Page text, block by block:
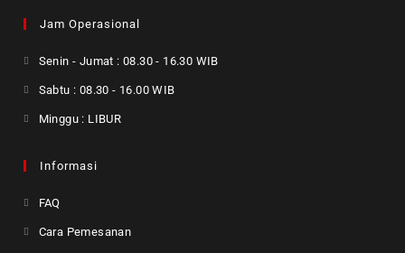
Jam Operasional
Senin - Jumat : 08.30 - 16.30 WIB
Sabtu : 08.30 - 16.00 WIB
Minggu : LIBUR
Informasi
FAQ
Cara Pemesanan